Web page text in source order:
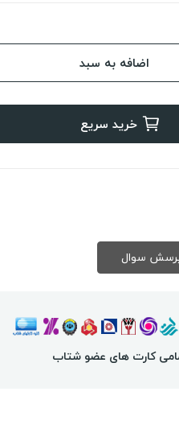
اضافه به سبد
خرید سریع
کارت های عضو شتاب